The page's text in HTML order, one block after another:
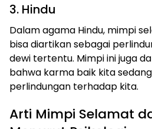
3. Hindu
Dalam agama Hindu, mimpi
bisa diartikan sebagai
dewi tertentu. Mimpi ini juga
bahwa karma baik kita
perlindungan terhadap kita.
Arti Mimpi Selamat